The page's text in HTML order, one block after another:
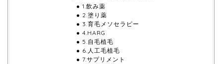
1.飲み薬
2.塗り薬
3.育毛メソセラピー
4.HARG
5.自毛植毛
6.人工毛植毛
7.サプリメント